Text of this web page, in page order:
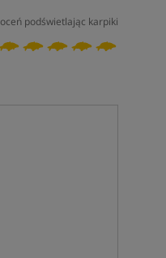
oceń podświetlając karpiki